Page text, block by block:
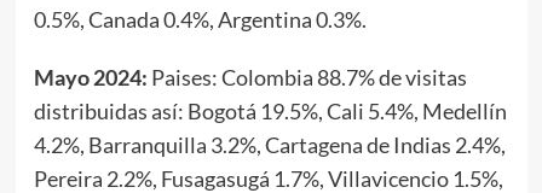
0.5%, Canada 0.4%, Argentina 0.3%.
Mayo 2024: Paises: Colombia 88.7% de visitas
distribuidas así: Bogotá 19.5%, Cali 5.4%, Medellín
4.2%, Barranquilla 3.2%, Cartagena de Indias 2.4%,
Pereira 2.2%, Fusagasugá 1.7%, Villavicencio 1.5%,